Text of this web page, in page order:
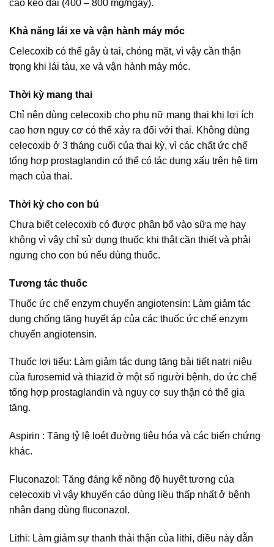
cao kéo dài (400 – 800 mg/ngày).
Khả năng lái xe và vận hành máy móc
Celecoxib có thể gây ù tai, chóng mặt, vì vậy cần thận
trọng khi lái tàu, xe và vận hành máy móc.
Thời kỳ mang thai
Chỉ nên dùng celecoxib cho phụ nữ mang thai khi lợi ích
cao hơn nguy cơ có thể xảy ra đối với thai. Không dùng
celecoxib ở 3 tháng cuối của thai kỳ, vì các chất ức chế
tổng hợp prostaglandin có thể có tác dụng xấu trên hệ tim
mạch của thai.
Thời kỳ cho con bú
Chưa biết celecoxib có được phân bố vào sữa mẹ hay
không vì vậy chỉ sử dụng thuốc khi thật cần thiết và phải
ngưng cho con bú nếu dùng thuốc.
Tương tác thuốc
Thuốc ức chế enzym chuyển angiotensin: Làm giảm tác
dụng chống tăng huyết áp của các thuốc ức chế enzym
chuyển angiotensin.
Thuốc lợi tiểu: Làm giảm tác dụng tăng bài tiết natri niệu
của furosemid và thiazid ở một số người bệnh, do ức chế
tổng hợp prostaglandin và nguy cơ suy thận có thể gia
tăng.
Aspirin : Tăng tỷ lệ loét đường tiêu hóa và các biến chứng
khác.
Fluconazol: Tăng đáng kể nồng độ huyết tương của
celecoxib vì vậy khuyến cáo dùng liều thấp nhất ở bệnh
nhân đang dùng fluconazol.
Lithi: Làm giảm sự thanh thải thận của lithi, điều này dẫn